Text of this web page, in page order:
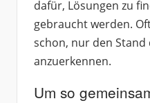
dafür, Lösungen zu
gebraucht werden.
schon, nur den Stand
anzuerkennen.
Um so